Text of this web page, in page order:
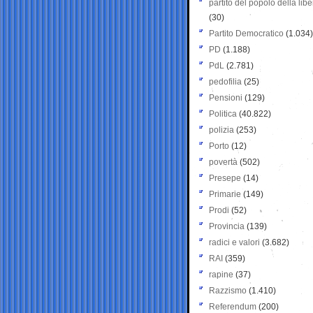
partito del popolo della
(30)
Partito Democratico (1.034)
PD (1.188)
PdL (2.781)
pedofilia (25)
Pensioni (129)
Politica (40.822)
polizia (253)
Porto (12)
povertà (502)
Presepe (14)
Primarie (149)
Prodi (52)
Provincia (139)
radici e valori (3.682)
RAI (359)
rapine (37)
Razzismo (1.410)
Referendum (200)